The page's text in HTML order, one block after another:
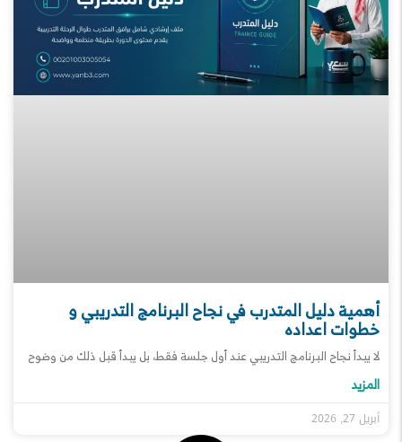
أهمية دليل المتدرب في نجاح البرنامج التدريبي و
خطوات اعداده
لا يبدأ نجاح البرنامج التدريبي عند أول جلسة فقط، بل يبدأ قبل ذلك من وضوح
المزيد
أبريل 27, 2026